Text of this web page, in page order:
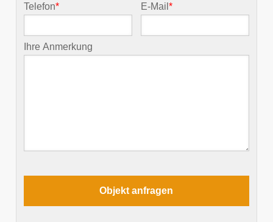
Telefon* E-Mail*
Ihre Anmerkung